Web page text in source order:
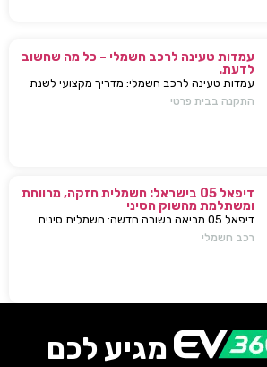
עמדות טעינה לרכב חשמלי – כל מה שחשוב
לדעת.
עמדות טעינה לרכב חשמלי: מדריך מקצועי לשנת
2025. בחירת עמדת טעינה, התקנה בבית או
התקנה בבית פרטי
דיפאל 05 בישראל: חשמלית חזקה, מרווחת
ומשתלמת מהשוק הסיני
דיפאל 05 מביאה בשורה חדשה: חשמלית סינית
חזקה, גדולה וזולה שמאיימת לערער את מתחרות
רכב חשמלי
מגיע לכם